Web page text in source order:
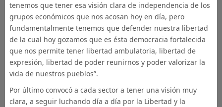
tenemos que tener esa visión clara de independencia de los
grupos económicos que nos acosan hoy en día, pero
fundamentalmente tenemos que defender nuestra libertad
de la cual hoy gozamos que es ésta democracia fortalecida
que nos permite tener libertad ambulatoria, libertad de
expresión, libertad de poder reunirnos y poder valorizar la
vida de nuestros pueblos”.
Por último convocó a cada sector a tener una visión muy
clara, a seguir luchando día a día por la Libertad y la